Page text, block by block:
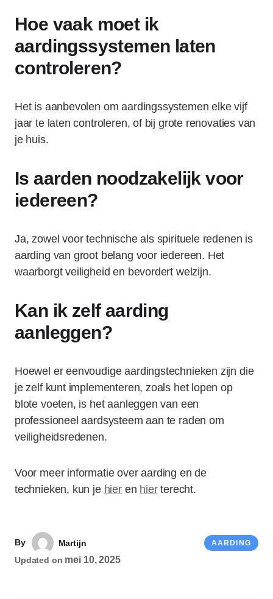
Hoe vaak moet ik
aardingssystemen laten
controleren?
Het is aanbevolen om aardingssystemen elke vijf
jaar te laten controleren, of bij grote renovaties van
je huis.
Is aarden noodzakelijk voor
iedereen?
Ja, zowel voor technische als spirituele redenen is
aarding van groot belang voor iedereen. Het
waarborgt veiligheid en bevordert welzijn.
Kan ik zelf aarding
aanleggen?
Hoewel er eenvoudige aardingstechnieken zijn die
je zelf kunt implementeren, zoals het lopen op
blote voeten, is het aanleggen van een
professioneel aardsysteem aan te raden om
veiligheidsredenen.
Voor meer informatie over aarding en de
technieken, kun je hieren hierterecht.
By
Martijn
Updated on mei 10, 2025
AARDING